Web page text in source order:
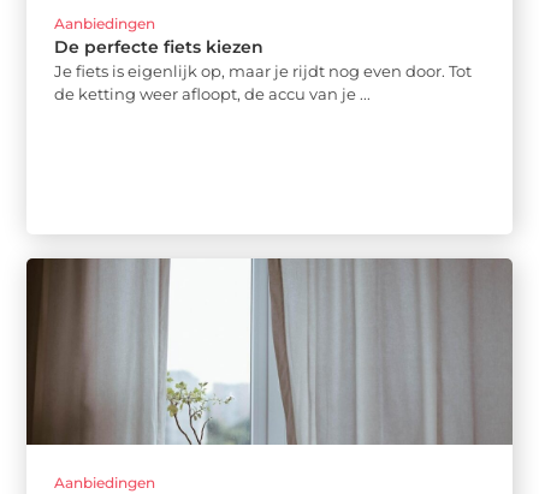
Aanbiedingen
De perfecte fiets kiezen
Je fiets is eigenlijk op, maar je rijdt nog even door. Tot
de ketting weer afloopt, de accu van je ...
Aanbiedingen